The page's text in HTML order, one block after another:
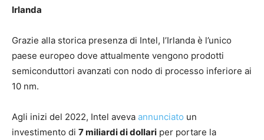
Irlanda
Grazie alla storica presenza di Intel, l’Irlanda è l’unico
paese europeo dove attualmente vengono prodotti
semiconduttori avanzati con nodo di processo inferiore ai
10 nm.
Agli inizi del 2022, Intel aveva annunciato un
investimento di 7 miliardi di dollari per portare la